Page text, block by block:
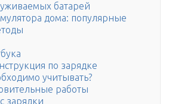
батарей
дома: популярные
по зарядке
учитывать?
работы
зарядки